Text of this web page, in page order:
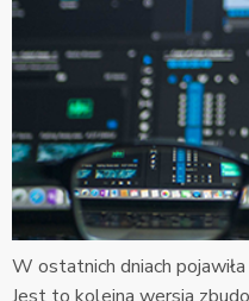
W ostatnich dniach